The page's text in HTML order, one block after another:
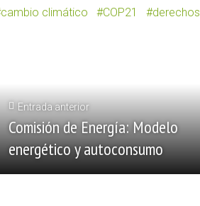
cambio climático COP21 derechos
Entrada anterior
Comisión de Energía: Modelo
energético y autoconsumo